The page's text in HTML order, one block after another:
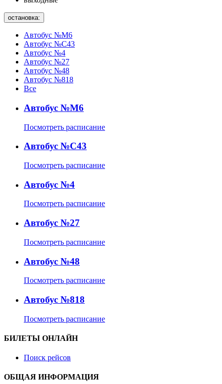
остановка:
Автобус №М6
Автобус №С43
Автобус №4
Автобус №27
Автобус №48
Автобус №818
Все
Автобус №М6
Посмотреть расписание
Автобус №С43
Посмотреть расписание
Автобус №4
Посмотреть расписание
Автобус №27
Посмотреть расписание
Автобус №48
Посмотреть расписание
Автобус №818
Посмотреть расписание
БИЛЕТЫ ОНЛАЙН
Поиск рейсов
ОБЩАЯ ИНФОРМАЦИЯ